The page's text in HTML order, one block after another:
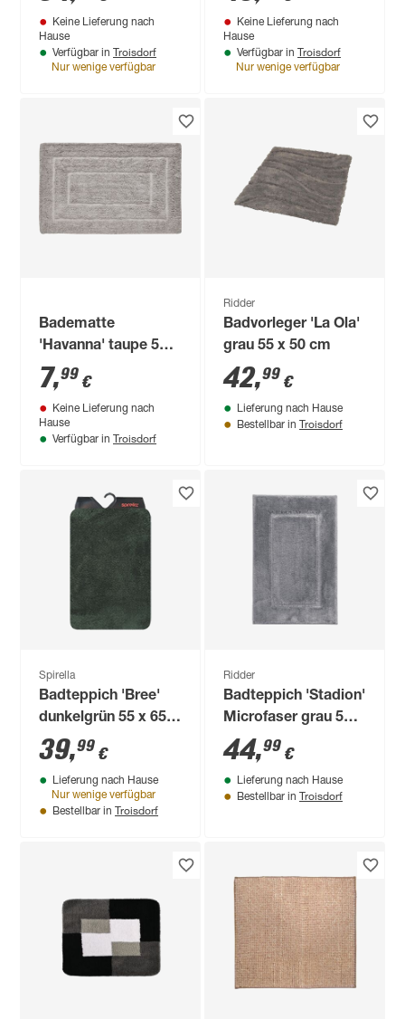
Keine Lieferung nach
Hause
Verfügbar in Troisdorf
Nur wenige verfügbar
Keine Lieferung nach
Hause
Verfügbar in Troisdorf
Nur wenige verfügbar
Badematte
'Havanna' taupe 50 x
80 cm
7,99 €
Keine Lieferung nach
Hause
Verfügbar in Troisdorf
Ridder
Badvorleger 'La Ola'
grau 55 x 50 cm
42,99 €
Lieferung nach Hause
Bestellbar in Troisdorf
Spirella
Badteppich 'Bree'
dunkelgrün 55 x 65 x
3 cm
39,99 €
Lieferung nach Hause
Nur wenige verfügbar
Bestellbar in Troisdorf
Ridder
Badteppich 'Stadion'
Microfaser grau 55 x
85 cm
44,99 €
Lieferung nach Hause
Bestellbar in Troisdorf